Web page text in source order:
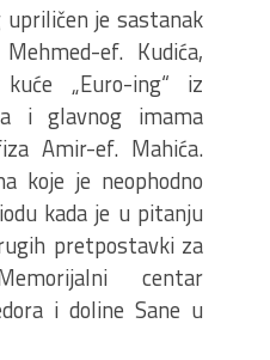
je sastanak
ef. Kudića,
„Euro-ing“ iz
i glavnog imama
Amir-ef. Mahića.
koje je neophodno
kada je u pitanju
pretpostavki za
centar
i doline Sane u